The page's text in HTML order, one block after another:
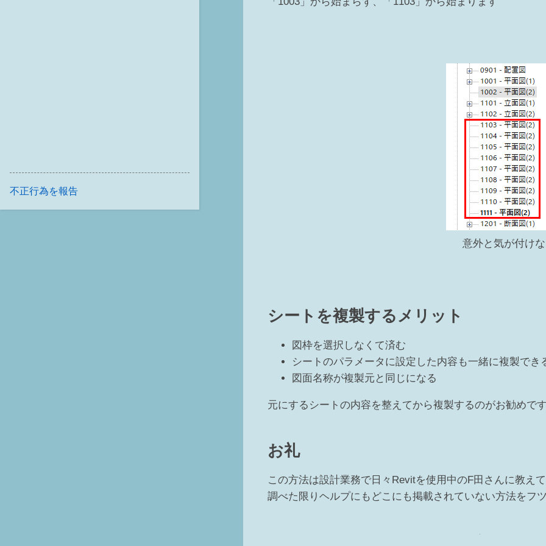
意外と気が付け
シートを複製するメリット
図枠を選択しなくて済む
シートのパラメータに設定した内容も一緒に複製でき
図面名称が複製元と同じになる
元にするシートの内容を整えてから複製するのがお勧めで
お礼
この方法は設計業務で日々Revitを使用中のF田さんに教え
調べた限りヘルプにもどこにも掲載されていない方法をフ
不正行為を報告